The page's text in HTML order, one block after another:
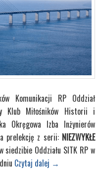
Komunikacji RP Oddział
Klub Miłośników Historii i
Okręgowa Izba Inżynierów
prelekcję z serii: NIEZWYKŁE
Oddziału SITK RP w
Czytaj dalej →